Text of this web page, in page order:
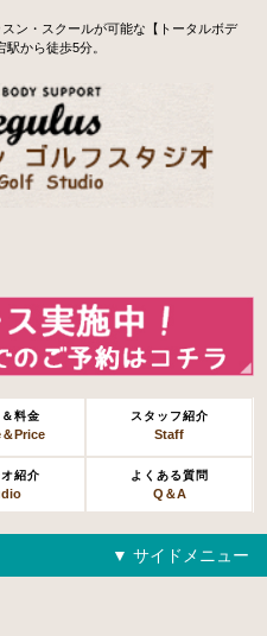
ン・スクールが可能な【トータルボデ
から徒歩5分。
料金
Price
スタッフ紹介
Staff
紹介 よくある質問
Q＆A
▼ サイドメニュー